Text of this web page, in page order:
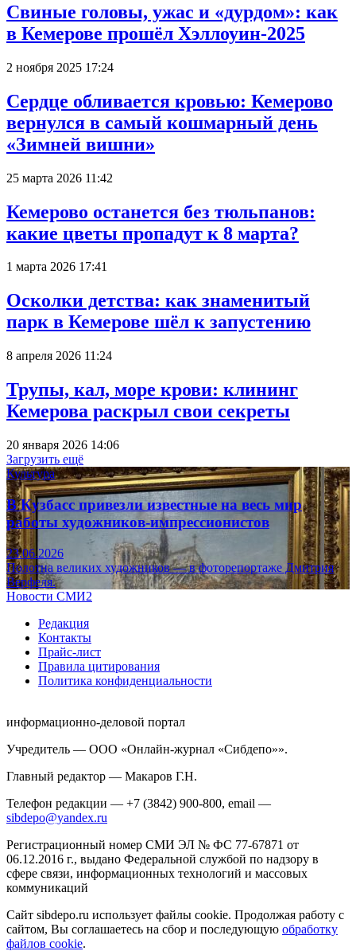
Свиные головы, ужас и «дурдом»: как
в Кемерове прошёл Хэллоуин-2025
2 ноября 2025 17:24
Сердце обливается кровью: Кемерово
вернулся в самый кошмарный день
«Зимней вишни»
25 марта 2026 11:42
Кемерово останется без тюльпанов:
какие цветы пропадут к 8 марта?
1 марта 2026 17:41
Осколки детства: как знаменитый
парк в Кемерове шёл к запустению
8 апреля 2026 11:24
Трупы, кал, море крови: клининг
Кемерова раскрыл свои секреты
20 января 2026 14:06
Загрузить ещё
Культура
В Кузбасс привезли известные на весь мир
работы художников-импрессионистов
23.06.2026
Полотна великих художников — в фоторепортаже Дмитрия
Верфеля.
Новости СМИ2
Редакция
Контакты
Прайс-лист
Правила цитирования
Политика конфиденциальности
информационно-деловой портал
Учредитель — ООО «Онлайн-журнал «Сибдепо»».
Главный редактор — Макаров Г.Н.
Телефон редакции — +7 (3842) 900-800, email —
sibdepo@yandex.ru
Регистрационный номер СМИ ЭЛ № ФС 77-67871 от
06.12.2016 г., выдано Федеральной службой по надзору в
сфере связи, информационных технологий и массовых
коммуникаций
Сайт sibdepo.ru использует файлы cookie. Продолжая работу с
сайтом, Вы соглашаетесь на сбор и последующую обработку
файлов cookie.